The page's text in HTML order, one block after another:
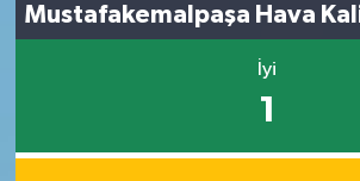
Mustafakemalpaşa Hava
İyi
1